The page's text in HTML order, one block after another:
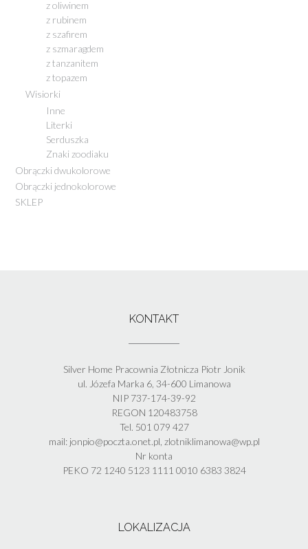
z oliwinem
z rubinem
z szafirem
z szmaragdem
z tanzanitem
z topazem
Wisiorki
Inne
Literki
Serduszka
Znaki zoodiaku
Obrączki dwukolorowe
Obrączki jednokolorowe
SKLEP
KONTAKT
Silver Home Pracownia Złotnicza Piotr Jonik
ul. Józefa Marka 6, 34-600 Limanowa
NIP 737-174-39-92
REGON 120483758
Tel. 501 079 427
mail: jonpio@poczta.onet.pl, zlotniklimanowa@wp.pl
Nr konta
PEKO 72 1240 5123 1111 0010 6383 3824
LOKALIZACJA